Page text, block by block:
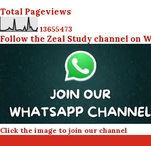
Total Pageviews
13655473
Follow the Zeal Study channel on
Click the image to join our channel